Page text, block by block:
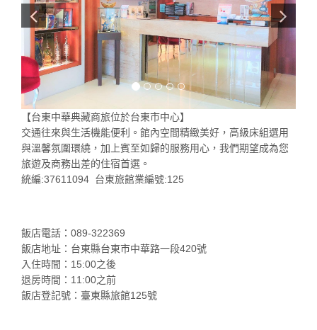
【台東中華典藏商旅位於台東市中心】
交通往來與生活機能便利。館內空間精緻美好，高級床組選用
與溫馨氛圍環繞，加上賓至如歸的服務用心，我們期望成為您
旅遊及商務出差的住宿首選。
統編:37611094 台東旅館業編號:125
飯店電話：089-322369
飯店地址：台東縣台東市中華路一段420號
入住時間：15:00之後
退房時間：11:00之前
飯店登記號：臺東縣旅館125號